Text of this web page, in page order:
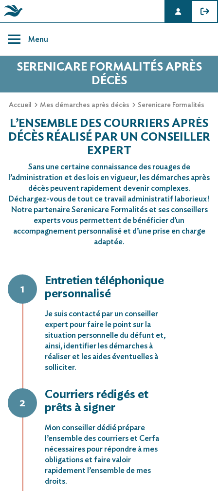
content
Menu
SERENICARE FORMALITÉS APRÈS
DÉCÈS
Accueil Mes démarches après décès Serenicare Formalités
L’ENSEMBLE DES COURRIERS APRÈS
DÉCÈS RÉALISÉ PAR UN CONSEILLER
EXPERT
Sans une certaine connaissance des rouages de
l’administration et des lois en vigueur, les démarches après
décès peuvent rapidement devenir complexes.
Déchargez-vous de tout ce travail administratif laborieux !
Notre partenaire Serenicare Formalités et ses conseillers
experts vous permettent de bénéficier d’un
accompagnement personnalisé et d’une prise en charge
adaptée.
Entretien téléphonique
personnalisé
Je suis contacté par un conseiller
expert pour faire le point sur la
situation personnelle du défunt et,
ainsi, identifier les démarches à
réaliser et les aides éventuelles à
solliciter.
Courriers rédigés et
prêts à signer
Mon conseiller dédié prépare
l’ensemble des courriers et Cerfa
nécessaires pour répondre à mes
obligations et faire valoir
rapidement l’ensemble de mes
droits.